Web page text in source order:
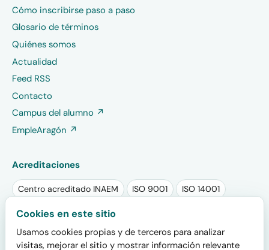
Cómo inscribirse paso a paso
Glosario de términos
Quiénes somos
Actualidad
Feed RSS
Contacto
Campus del alumno ↗
EmpleAragón ↗
Acreditaciones
Centro acreditado INAEM ISO 9001 ISO 14001
Sello RSA PLUS 2025 Sello EFR
Plan de igualdad registrado
Cookies en este sitio
Usamos cookies propias y de terceros para analizar
visitas, mejorar el sitio y mostrar información relevante